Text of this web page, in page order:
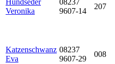
Hundseder
Veronika
08237
9607-14
207
Katzenschwanz
Eva
08237
9607-29
008